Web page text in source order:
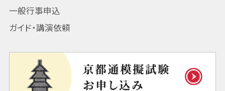
一般行事申込
ガイド・講演依頼